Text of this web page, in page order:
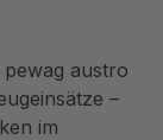
austro
–
im